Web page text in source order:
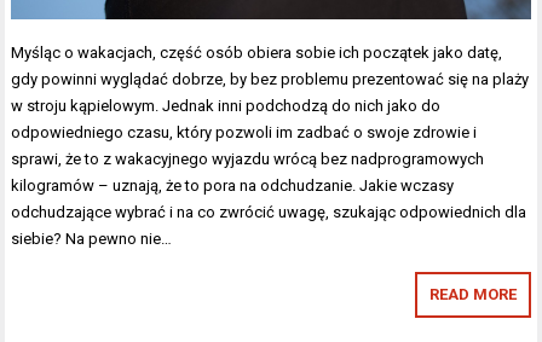
Myśląc o wakacjach, część osób obiera sobie ich początek jako datę,
gdy powinni wyglądać dobrze, by bez problemu prezentować się na plaży
w stroju kąpielowym. Jednak inni podchodzą do nich jako do
odpowiedniego czasu, który pozwoli im zadbać o swoje zdrowie i
sprawi, że to z wakacyjnego wyjazdu wrócą bez nadprogramowych
kilogramów – uznają, że to pora na odchudzanie. Jakie wczasy
odchudzające wybrać i na co zwrócić uwagę, szukając odpowiednich dla
siebie? Na pewno nie…
READ MORE